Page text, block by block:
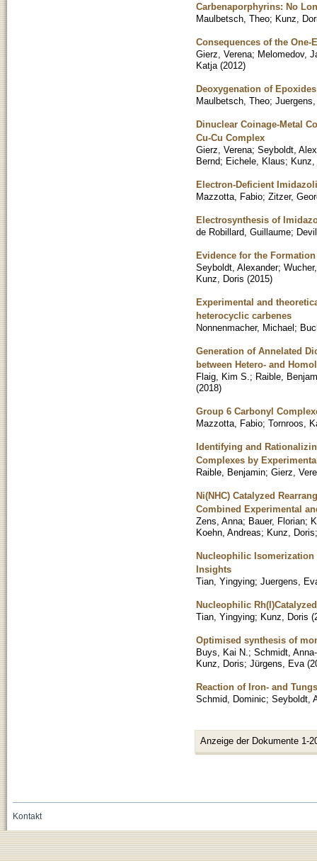
Carbenaporphyrins: No
Maulbetsch, Theo; Kunz,
Consequences of the
Gierz, Verena; Melomedov,
Katja (2012)
Deoxygenation of
Maulbetsch, Theo;
Dinuclear Coinage-Metal
Cu-Cu Complex
Gierz, Verena; Seyboldt,
Bernd; Eichele, Klaus; Kunz,
Electron-Deficient
Mazzotta, Fabio; Zitzer,
Electrosynthesis of
de Robillard, Guillaume;
Evidence for the
Seyboldt, Alexander;
Kunz, Doris (2015)
Experimental and
heterocyclic carbenes
Nonnenmacher, Michael;
Generation of Annelated
between Hetero- and
Flaig, Kim S. ; Raible,
(2018)
Group 6 Carbonyl
Mazzotta, Fabio; Tornroos,
Identifying and
Complexes by
Raible, Benjamin; Gierz,
Ni(NHC) Catalyzed
Combined Experimental
Zens, Anna; Bauer, Florian;
Koehn, Andreas; Kunz, Doris
Nucleophilic Isomerization
Insights
Tian, Yingying; Juergens,
Nucleophilic
Tian, Yingying; Kunz, Doris (
Optimised synthesis of
Buys, Kai N. ; Schmidt,
Kunz, Doris; Jürgens, Eva (
Reaction of Iron- and
Schmid, Dominic; Seyboldt,
Anzeige der Dokumente 1-
Kontakt